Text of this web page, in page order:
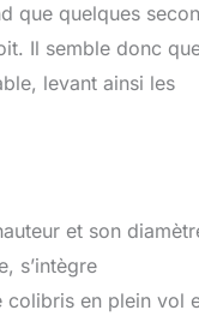
que quelques
Il semble donc
levant ainsi les
et son
s’intègre
colibris en plein vol